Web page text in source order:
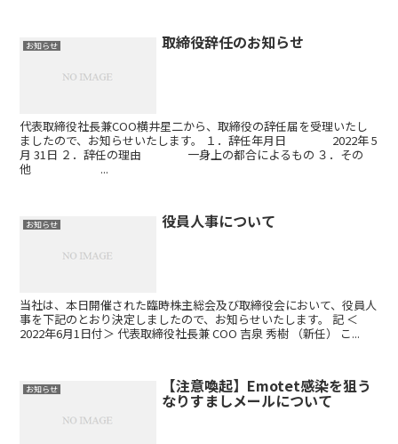
お知らせ 取締役辞任のお知らせ
代表取締役社長兼COO横井星二から、取締役の辞任届を受理いたし
ましたので、お知らせいたします。 １．辞任年月日 2022年 5
月 31日 ２．辞任の理由 一身上の都合によるもの ３．その
他 ...
お知らせ 役員人事について
当社は、本日開催された臨時株主総会及び取締役会において、役員人
事を下記のとおり決定しましたので、お知らせいたします。 記 ＜
2022年6月1日付＞ 代表取締役社長兼 COO 吉泉 秀樹 （新任） こ...
お知らせ 【注意喚起】Emotet感染を狙う
なりすましメールについて